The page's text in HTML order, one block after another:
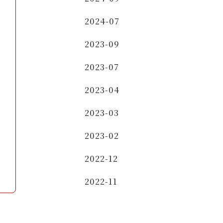
2024-07
2023-09
2023-07
2023-04
2023-03
2023-02
2022-12
2022-11